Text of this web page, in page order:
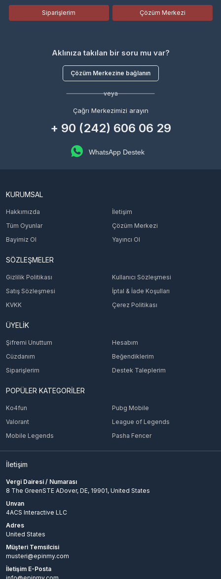
Siparişlerim Çözüm Merkezi
Aklınıza takılan bir soru mu var?
Çözüm Merkezine bağlanın
veya
Çağrı Merkezimizi arayın
+ 90 (242) 606 06 29
WhatsApp Destek
KURUMSAL
Hakkımızda
İletişim
Tüm Oyunlar
Çözüm Merkezi
Bayimiz Ol
Yayıncı Ol
SÖZLEŞMELER
Gizlilik Politikası
Kullanıcı Sözleşmesi
Satış Sözleşmesi
İptal & İade Koşulları
KVKK
Çerez Politikası
ÜYELİK
Şifremi Unuttum
Hesabım
Cüzdanım
Beğendiklerim
Siparişlerim
Destek Taleplerim
POPÜLER KATEGORİLER
Ko4fun
Pubg Mobile
Valorant
League of Legends
Mobile Legends
Pasha Fencer
İletişim
Vergi Dairesi / Numarası
8 The GreenSTE ADover, DE, 19901, United States
Unvan
4ACS Interactive LLC
Adres
United States
Müşteri Temsilcisi
musteri@epinmy.com
İletişim E-Posta